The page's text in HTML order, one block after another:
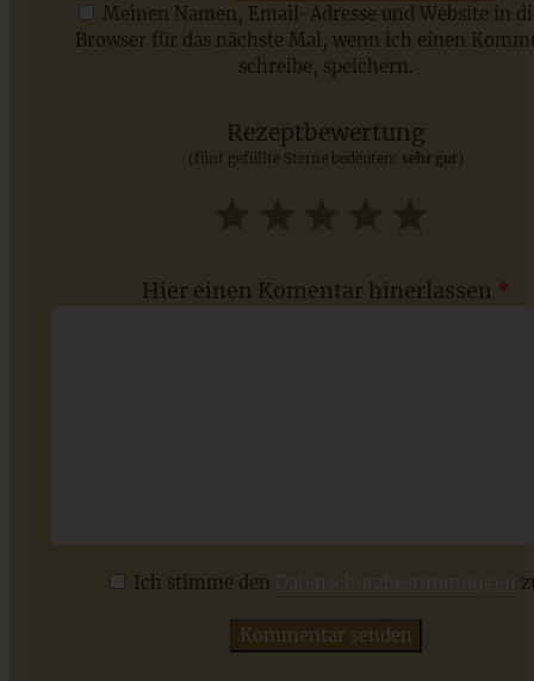
Saisonale Rezepte im Juli - meine 7 sommerlichen
Meinen Namen, Email-Adresse und Website in
Browser für das nächste Mal, wenn ich einen
schreibe, speichern.
Rezeptbewertung
(fünf gefüllte Sterne bedeuten: sehr gut )
Hier einen Komentar hinerlassen *
Ich stimme den